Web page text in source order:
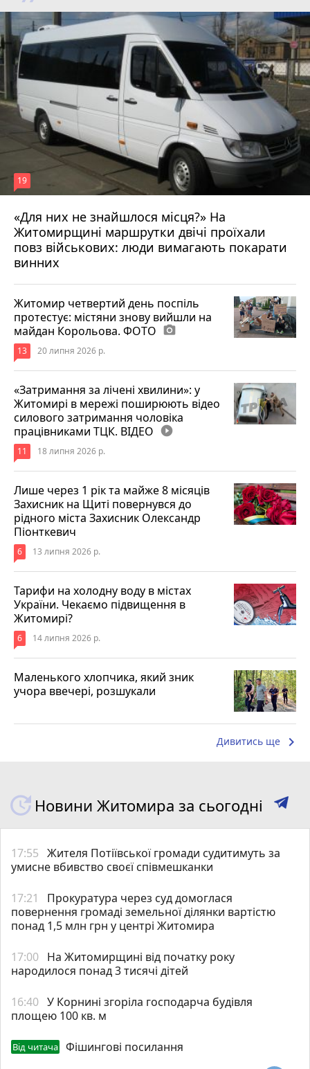
«Для них не знайшлося місця?» На
Житомирщині маршрутки двічі проїхали
повз військових: люди вимагають покарати
винних
19
17 липня 2026 р.
Житомир четвертий день поспіль
протестує: містяни знову вийшли на
майдан Корольова. ФОТО photo_camera
13 20 липня 2026 р.
«Затримання за лічені хвилини»: у
Житомирі в мережі поширюють відео
силового затримання чоловіка
працівниками ТЦК. ВІДЕО play_circle_filled
11 18 липня 2026 р.
Лише через 1 рік та майже 8 місяців
Захисник на Щиті повернувся до
рідного міста Захисник Олександр
Піонткевич
6 13 липня 2026 р.
Тарифи на холодну воду в містах
України. Чекаємо підвищення в
Житомирі?
6 14 липня 2026 р.
Маленького хлопчика, який зник
учора ввечері, розшукали
Дивитись ще keyboard_arrow_right
Новини Житомира за сьогодні
17:55 Жителя Потіївської громади судитимуть за
умисне вбивство своєї співмешканки
17:21
Прокуратура через суд домоглася
повернення громаді земельної ділянки вартістю
понад 1,5 млн грн у центрі Житомира
17:00 На Житомирщині від початку року
народилося понад 3 тисячі дітей
16:40 У Корнині згоріла господарча будівля
площею 100 кв. м
Від читача Фішингові посилання